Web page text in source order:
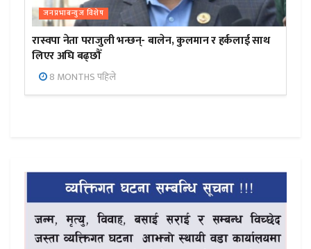
जनप्रभाबन्युज विशेष
रास्वपा नेता पराजुली भन्छन्- बालेन, कुलमान र हर्कलाई साथ
लिएर अघि बढ्छौँ
8 MONTHS पहिले